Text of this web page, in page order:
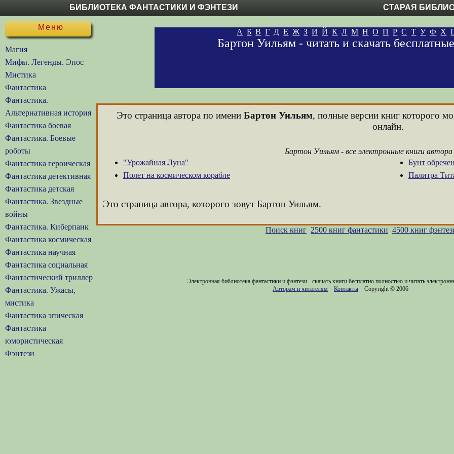
БИБЛИОТЕКА ФАНТАСТИКИ И ФЭНТЕЗИ СТАРАЯ
Меню
Магия
Мифы. Легенды. Эпос
Мистика
Фантастика
Фантастика.
Альтернативная история
Фантастика боевая
Фантастика. Боевые
роботы
Фантастика героическая
Фантастика детективная
Фантастика детская
Фантастика. Звездные
войны
Фантастика. Киберпанк
Фантастика космическая
Фантастика научная
Фантастика социальная
Фантастический триллер
Фантастика. Ужасы,
мистика
Фантастика эпическая
Фантастика
юмористическая
Фэнтези
А Б В Г Д Е Ж З И Й К Л М Н О П Р С Т У Ф Х
Бартон Уильям - читать и скачать
Это страница автора по имени Бартон Уильям, полные версии книг которого
онлайн.
Бартон Уильям - все электронные книги
"Урожайная Луна"
Полет на космическом корабле
Бунт
Палитра
Это страница автора, которого зовут Бартон Уильям.
Поиск книг 2500 книг фантастики 4500 книг
Электронная библиотека фантастики и фэнтези - скачать книги бесплатно полностью и читать
Авторам и читателям
Контакты Copyright © 2006